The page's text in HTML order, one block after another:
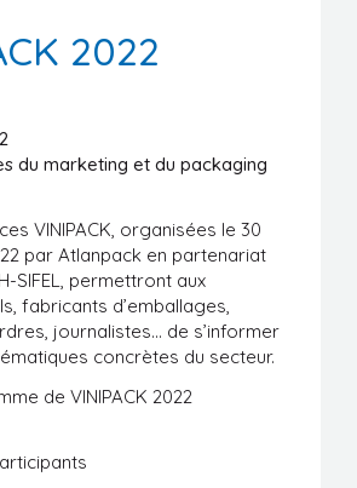
2022
du marketing et du packaging
VINIPACK, organisées le 30
par Atlanpack en partenariat
SIFEL, permettront aux
fabricants d’emballages,
journalistes… de s’informer
concrètes du secteur.
de VINIPACK 2022